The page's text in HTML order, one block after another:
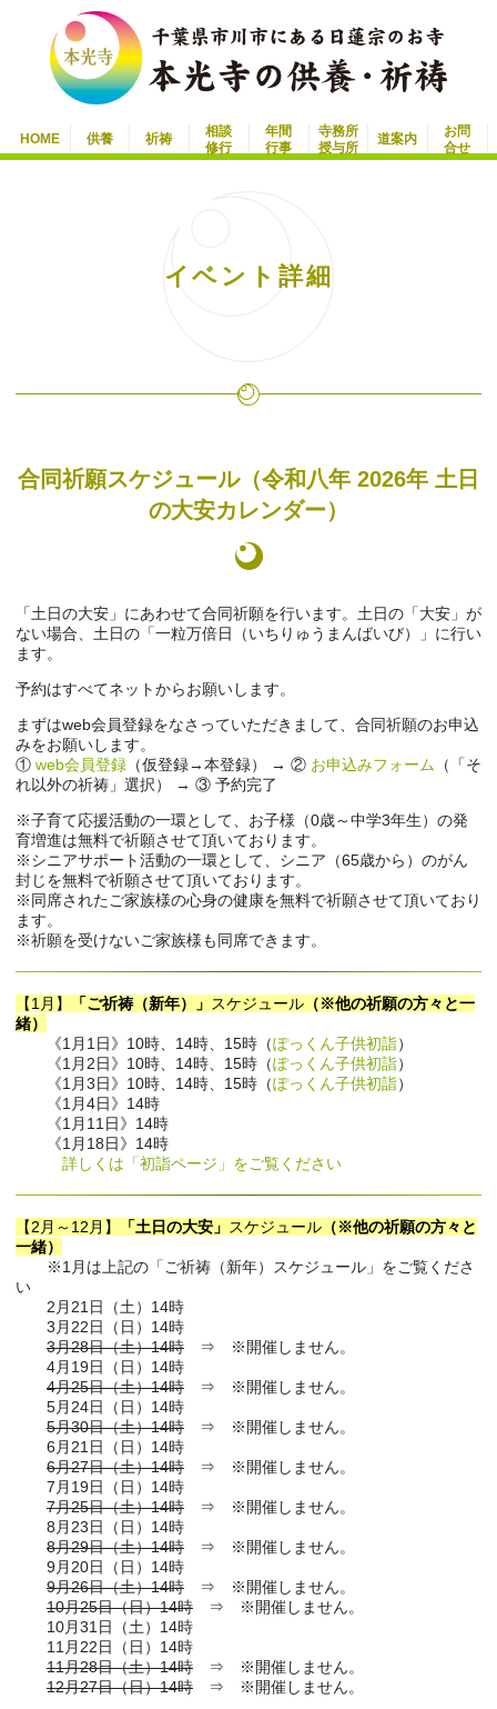
HOME 供養 祈祷
相談
修行
年間
行事
寺務所
授与所
道案内
お問
合せ
イベント詳細
合同祈願スケジュール（令和八年 2026年 土日
の大安カレンダー）
「土日の大安」にあわせて合同祈願を行います。土日の「大安」が
ない場合、土日の「一粒万倍日（いちりゅうまんばいび）」に行い
ます。
予約はすべてネットからお願いします。
まずはweb会員登録をなさっていただきまして、合同祈願のお申込
みをお願いします。
① web会員登録 （仮登録→本登録） → ② お申込みフォーム （「そ
れ以外の祈祷」選択） → ③ 予約完了
※子育て応援活動の一環として、お子様（0歳～中学3年生）の発
育増進は無料で祈願させて頂いております。
※シニアサポート活動の一環として、シニア（65歳から）のがん
封じを無料で祈願させて頂いております。
※同席されたご家族様の心身の健康を無料で祈願させて頂いており
ます。
※祈願を受けないご家族様も同席できます。
【1月】 「ご祈祷（新年）」 スケジュール （※他の祈願の方々と一
緒）
《1月1日》10時、14時、15時（ぽっくん子供初詣）
《1月2日》10時、14時、15時（ぽっくん子供初詣）
《1月3日》10時、14時、15時（ぽっくん子供初詣）
《1月4日》14時
《1月11日》14時
《1月18日》14時
詳しくは「初詣ページ」をご覧ください
【2月～12月】 「土日の大安」 スケジュール （※他の祈願の方々と
一緒）
※1月は上記の「ご祈祷（新年）スケジュール」をご覧くださ
い
2月21日（土）14時
3月22日（日）14時
3月28日（土）14時 ⇒ ※開催しません。
4月19日（日）14時
4月25日（土）14時 ⇒ ※開催しません。
5月24日（日）14時
5月30日（土）14時 ⇒ ※開催しません。
6月21日（日）14時
6月27日（土）14時 ⇒ ※開催しません。
7月19日（日）14時
7月25日（土）14時 ⇒ ※開催しません。
8月23日（日）14時
8月29日（土）14時 ⇒ ※開催しません。
9月20日（日）14時
9月26日（土）14時 ⇒ ※開催しません。
10月25日（日）14時 ⇒ ※開催しません。
10月31日（土）14時
11月22日（日）14時
11月28日（土）14時 ⇒ ※開催しません。
12月27日（日）14時 ⇒ ※開催しません。